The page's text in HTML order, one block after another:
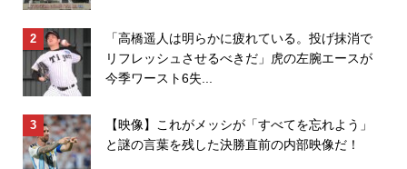
「高橋遥人は明らかに疲れている。投げ抹消で
リフレッシュさせるべきだ」虎の左腕エースが
今季ワースト6失...
【映像】これがメッシが「すべてを忘れよう」
と謎の言葉を残した決勝直前の内部映像だ！